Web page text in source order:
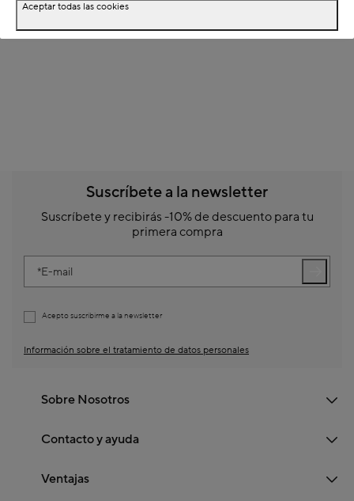
Suscríbete a la newsletter
Suscríbete y recibirás -10% de descuento para tu
primera compra
E-mail
Acepto suscribirme a la newsletter
Información sobre el tratamiento de datos personales
Sobre Nosotros
Contacto y ayuda
Ventajas
Aceptar todas las cookies